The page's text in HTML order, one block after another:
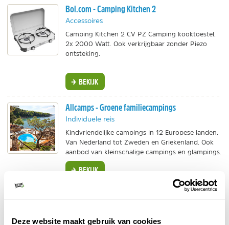
Deze website maakt gebruik van cookies
Bol.com - Camping Kitchen 2
Accessoires
Camping Kitchen 2 CV PZ Camping kooktoestel,
2x 2000 Watt. Ook verkrijgbaar zonder Piezo
ontsteking.
BEKIJK
Allcamps - Groene familiecampings
Individuele reis
Kindvriendelijke campings in 12 Europese landen.
Van Nederland tot Zweden en Griekenland. Ook
aanbod van kleinschalige campings en glampings.
BEKIJK
Glamping La Ferme - Bell tent met Hot tub
Bijzonder kamperen in West-Vlaanderen.